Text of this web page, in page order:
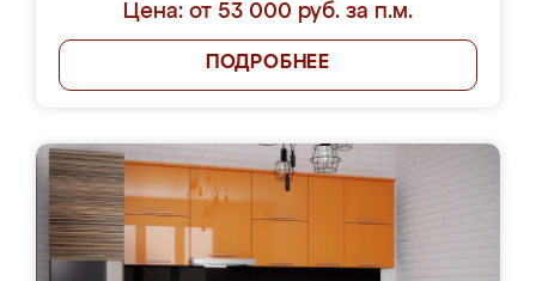
Цена: от 53 000 руб. за п.м.
ПОДРОБНЕЕ